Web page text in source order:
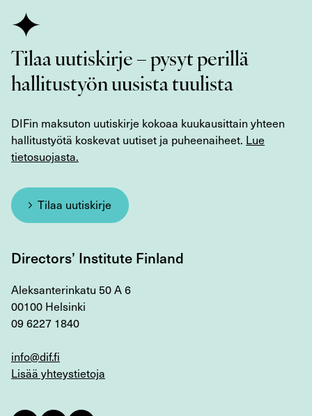
Tilaa uutiskirje – pysyt perillä
hallitustyön uusista tuulista
DIFin maksuton uutiskirje kokoaa kuukausittain yhteen
hallitustyötä koskevat uutiset ja puheenaiheet. Lue
tietosuojasta.
Tilaa uutiskirje
Directors’ Institute Finland
Aleksanterinkatu 50 A 6
00100 Helsinki
09 6227 1840
info@dif.fi
Lisää yhteystietoja